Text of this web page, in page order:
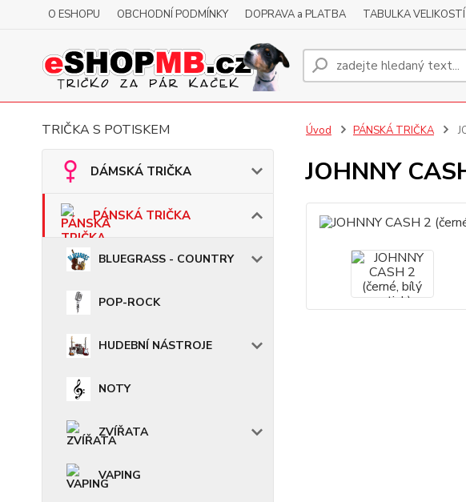
O ESHOPU OBCHODNÍ PODMÍNKY DOPRAVA a PLATBA TABULKA VELIKOSTÍ
TRIČKA S POTISKEM
DÁMSKÁ TRIČKA
PÁNSKÁ TRIČKA
BLUEGRASS - COUNTRY
POP-ROCK
HUDEBNÍ NÁSTROJE
NOTY
ZVÍŘATA
VAPING
Úvod PÁNSKÁ TRIČKA
JOHNNY